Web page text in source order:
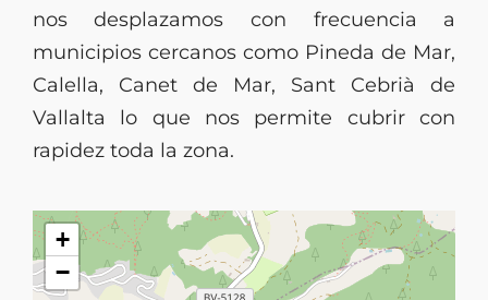
nos desplazamos con frecuencia a
municipios cercanos como Pineda de Mar,
Calella, Canet de Mar, Sant Cebrià de
Vallalta lo que nos permite cubrir con
rapidez toda la zona.
+
−